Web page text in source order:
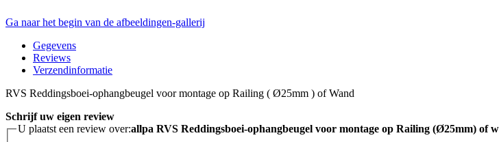
Ga naar het begin van de afbeeldingen-gallerij
Gegevens
Reviews
Verzendinformatie
RVS Reddingsboei-ophangbeugel voor montage op Railing ( Ø25mm ) of Wand
Schrijf uw eigen review
U plaatst een review over:allpa RVS Reddingsboei-ophangbeugel voor montage op Railing (Ø25mm) of